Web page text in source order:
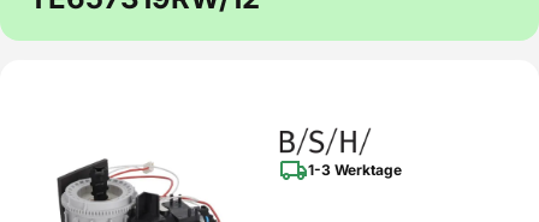
1-3 Werktage